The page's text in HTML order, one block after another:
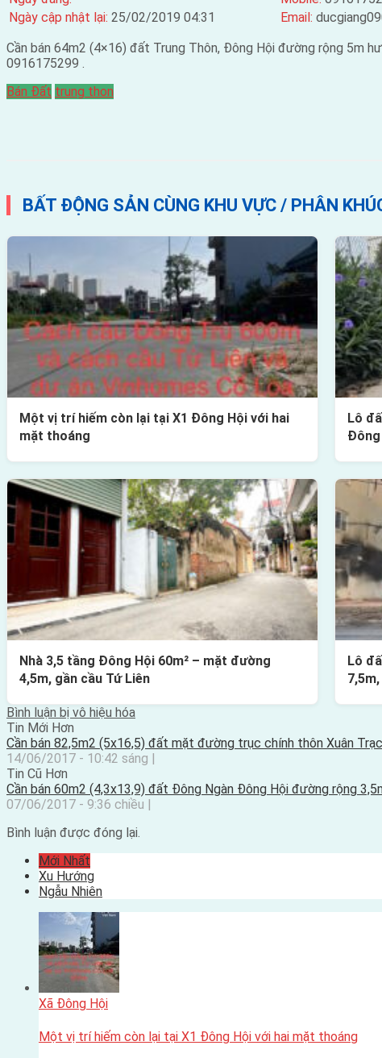
Ngày cập nhật lại: 25/02/2019 04:31 Email:
Cần bán 64m2 (4×16) đất Trung Thôn, Đông Hội đường rộng 5m
0916175299 .
Bán Đất trung thon
BẤT ĐỘNG SẢN CÙNG KHU VỰC / PHÂN
Một vị trí hiếm còn lại tại X1 Đông Hội với hai
mặt thoáng
Lô
Nhà 3,5 tầng Đông Hội 60m² – mặt đường
4,5m, gần cầu Tứ Liên
Lô
Bình luận bị vô hiệu hóa
Tin Mới Hơn
Cần bán 82,5m2 (5x16,5) đất mặt đường trục chính thôn Xuân
14/06/2017 - 10:42 sáng |
Tin Cũ Hơn
Cần bán 60m2 (4,3x13,9) đất Đông Ngàn Đông Hội đường rộng
07/06/2017 - 9:36 chiều |
Bình luận được đóng lại.
Mới Nhất
Xu Hướng
Ngẫu Nhiên
Xã Đông Hội
Một vị trí hiếm còn lại tại X1 Đông Hội với hai mặt thoáng